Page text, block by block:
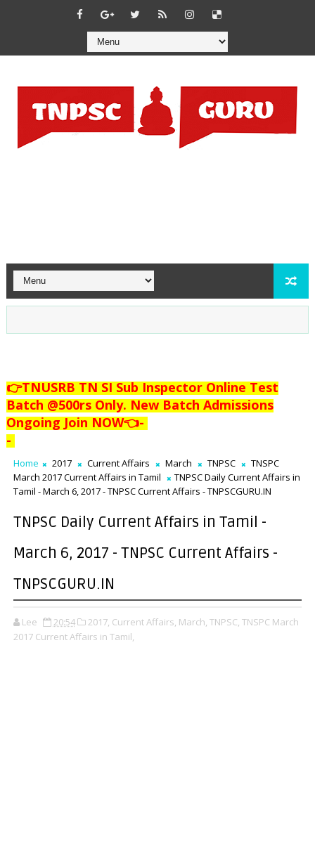
👉TNUSRB TN SI Sub Inspector Online Test
Batch @500rs Only. New Batch Admissions
Ongoing Join NOW👈-
-
Home 2017 Current Affairs March TNPSC
TNSPC
March 2017 Current Affairs in Tamil
TNPSC Daily Current Affairs in
Tamil - March 6, 2017 - TNPSC Current Affairs - TNPSCGURU.IN
TNPSC Daily Current Affairs in Tamil -
March 6, 2017 - TNPSC Current Affairs -
TNPSCGURU.IN
Lee 20:54 2017, Current Affairs, March, TNPSC, TNSPC March
2017 Current Affairs in Tamil,